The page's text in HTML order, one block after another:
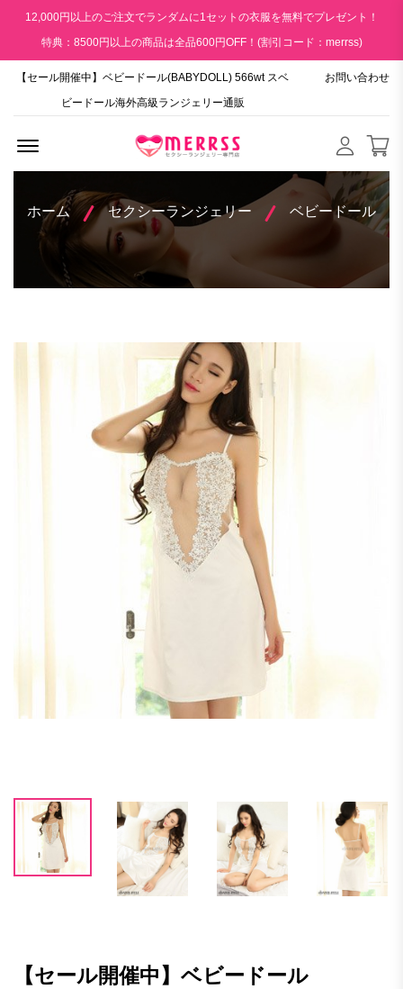
12,000円以上のご注文でランダムに1セットの衣服を無料でプレゼント！
特典：8500円以上の商品は全品600円OFF！(割引コード：merrss)
【セール開催中】ベビードール(BABYDOLL) 566wt スベ
ビードール海外高級ランジェリー通販
お問い合わせ
ホーム セクシーランジェリー ベビードール
【セール開催中】ベビードール